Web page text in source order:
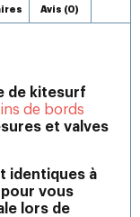
Avis (0)
de kitesurf
de bords
et valves
identiques à
vous
lors de